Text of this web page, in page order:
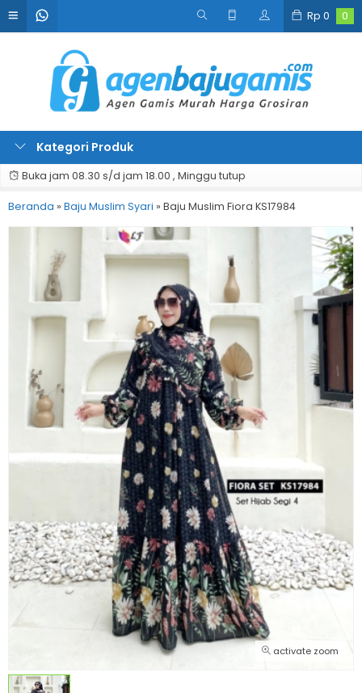
Rp 0 0
Kategori Produk
Buka jam 08.30 s/d jam 18.00 , Minggu tutup
Beranda » Baju Muslim Syari » Baju Muslim Fiora KS17984
activate zoom